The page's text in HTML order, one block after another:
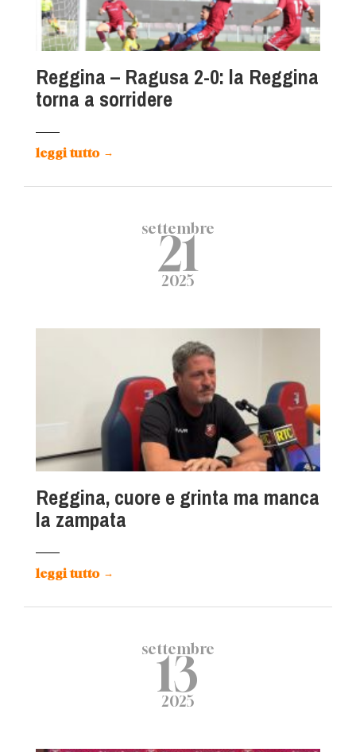
Reggina – Ragusa 2-0: la Reggina
torna a sorridere
leggi tutto →
settembre
21
2025
Reggina, cuore e grinta ma manca
la zampata
leggi tutto →
settembre
13
2025